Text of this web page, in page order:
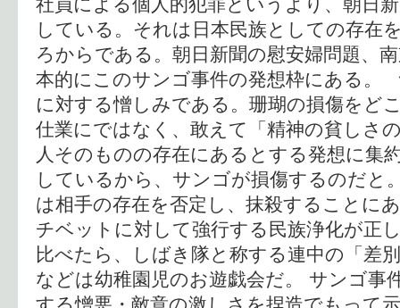
している。それは日本民族としての存在
ろからである。朝日新聞の慰安婦問題、
本的にこのサンゴ事件の発想枠にある。
に対する憎しみである。珊瑚の損傷をど
仕業にではなく、敢えて「精神の貧しさ
人そのものの存在にあるとする発想に集
しているから、サンゴが損傷するのだと
は相手の存在を否定し、抹殺することに
チベットに対して強行する民族浄化が正
比べたら、しばき隊と称する連中の「差
などは幼稚園児のお遊戯会だ。 サンゴ事
する憎悪・敵意の激しさを捏造でもって